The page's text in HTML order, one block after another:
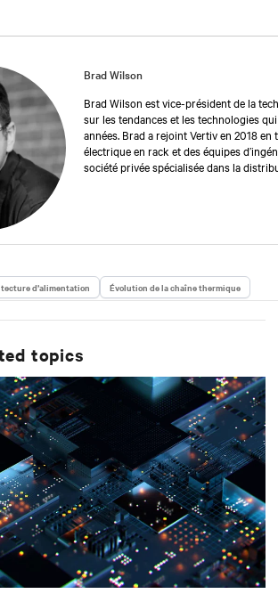
Brad Wilson
Brad Wilson est vice-président de la
sur les tendances et les technologies
années. Brad a rejoint Vertiv en 2018
électrique en rack et des équipes
société privée spécialisée dans la
dans des environnements critiques et
d’alimentation Évolution de la chaîne thermique
topics